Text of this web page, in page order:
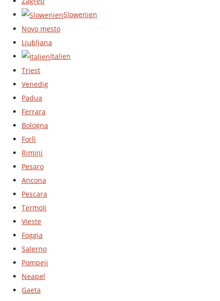
Slowenien
Novo mesto
Ljubljana
Italien
Triest
Venedig
Padua
Ferrara
Bologna
Forlì
Rimini
Pesaro
Ancona
Pescara
Termoli
Vieste
Foggia
Salerno
Pompeji
Neapel
Gaeta